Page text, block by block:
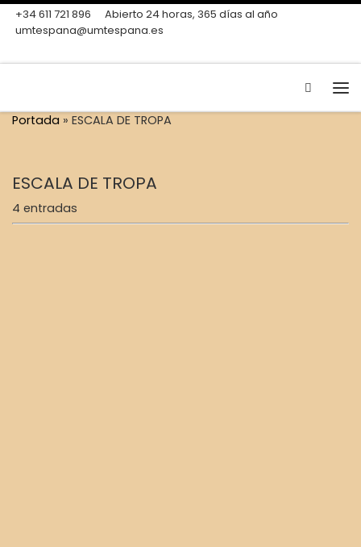
Skip to content
+34 611 721 896
Abierto 24 horas, 365 días al año
umtespana@umtespana.es
Search
Portada » ESCALA DE TROPA
ESCALA DE TROPA
4 entradas